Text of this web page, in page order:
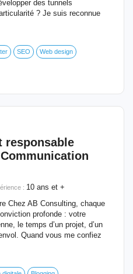
des tunnels
? Je suis reconnue
SEO Web design
responsable
: 10 ans et +
Chez AB Consulting, chaque
profonde : votre
le temps d’un projet, d’un
Quand vous me confiez